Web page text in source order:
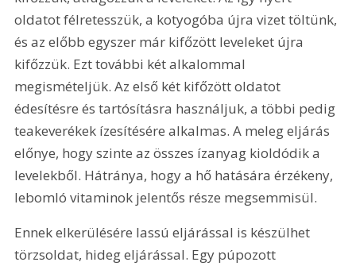
oldatot félretesszük, a kotyogóba újra vizet töltünk,
és az előbb egyszer már kifőzött leveleket újra
kifőzzük. Ezt további két alkalommal
megismételjük. Az első két kifőzött oldatot
édesítésre és tartósításra használjuk, a többi pedig
teakeverékek ízesítésére alkalmas. A meleg eljárás
előnye, hogy szinte az összes ízanyag kioldódik a
levelekből. Hátránya, hogy a hő hatására érzékeny,
lebomló vitaminok jelentős része megsemmisül.
Ennek elkerülésére lassú eljárással is készülhet
törzsoldat, hideg eljárással. Egy púpozott